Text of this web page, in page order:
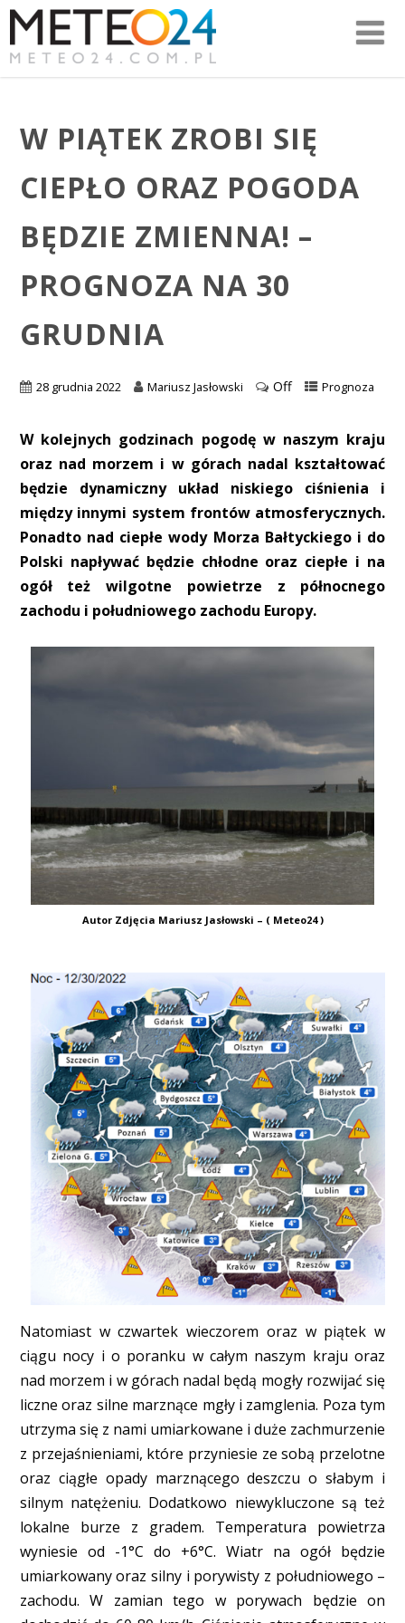
W PIĄTEK ZROBI SIĘ
CIEPŁO ORAZ POGODA
BĘDZIE ZMIENNA! –
PROGNOZA NA 30
GRUDNIA
28 grudnia 2022 Mariusz Jasłowski Off Prognoza
W kolejnych godzinach pogodę w naszym kraju
oraz nad morzem i w górach nadal kształtować
będzie dynamiczny układ niskiego ciśnienia i
między innymi system frontów atmosferycznych.
Ponadto nad ciepłe wody Morza Bałtyckiego i do
Polski napływać będzie chłodne oraz ciepłe i na
ogół też wilgotne powietrze z północnego
zachodu i południowego zachodu Europy.
Autor Zdjęcia Mariusz Jasłowski – ( Meteo24 )
Natomiast w czwartek wieczorem oraz w piątek w
ciągu nocy i o poranku w całym naszym kraju oraz
nad morzem i w górach nadal będą mogły rozwijać się
liczne oraz silne marznące mgły i zamglenia. Poza tym
utrzyma się z nami umiarkowane i duże zachmurzenie
z przejaśnieniami, które przyniesie ze sobą przelotne
oraz ciągłe opady marznącego deszczu o słabym i
silnym natężeniu. Dodatkowo niewykluczone są też
lokalne burze z gradem. Temperatura powietrza
wyniesie od -1°C do +6°C. Wiatr na ogół będzie
umiarkowany oraz silny i porywisty z południowego –
zachodu. W zamian tego w porywach będzie on